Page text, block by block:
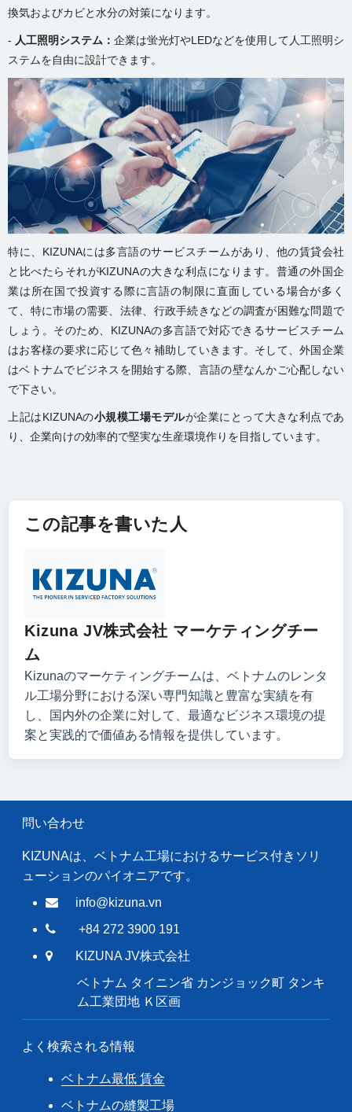
換気およびカビと水分の対策になります。
- 人工照明システム： 企業は蛍光灯やLEDなどを使用して人工照明シ
ステムを自由に設計できます。
特に、KIZUNAには多言語のサービスチームがあり、他の賃貸会社
と比べたらそれがKIZUNAの大きな利点になります。普通の外国企
業は所在国で投資する際に言語の制限に直面している場合が多く
て、特に市場の需要、法律、行政手続きなどの調査が困難な問題で
しょう。そのため、KIZUNAの多言語で対応できるサービスチーム
はお客様の要求に応じて色々補助していきます。そして、外国企業
はベトナムでビジネスを開始する際、言語の壁なんかご心配しない
で下さい。
上記はKIZUNAの小規模工場モデルが企業にとって大きな利点であ
り、企業向けの効率的で堅実な生産環境作りを目指しています。
この記事を書いた人
Kizuna JV株式会社 マーケティングチー
ム
Kizunaのマーケティングチームは、ベトナムのレンタ
ル工場分野における深い専門知識と豊富な実績を有
し、国内外の企業に対して、最適なビジネス環境の提
案と実践的で価値ある情報を提供しています。
問い合わせ
KIZUNAは、ベトナム工場におけるサービス付きソリ
ューションのパイオニアです。
info@kizuna.vn
+84 272 3900 191
KIZUNA JV株式会社
ベトナム タイニン省 カンジョック町 タンキ
ム工業団地 Ｋ区画
よく検索される情報
ベトナム最低 賃金
ベトナムの縫製工場